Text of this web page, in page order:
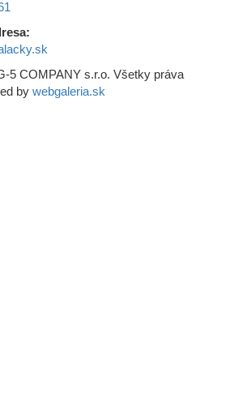
5 COMPANY s.r.o. Všetky práva
by webgaleria.sk